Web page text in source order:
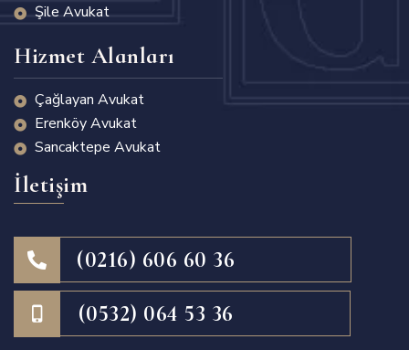
Şile Avukat
Hizmet Alanları
Çağlayan Avukat
Erenköy Avukat
Sancaktepe Avukat
İletişim
(0216) 606 60 36
(0532) 064 53 36